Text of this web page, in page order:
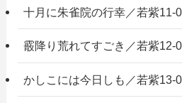
十月に朱雀院の行幸／若紫11-
霰降り荒れてすごき／若紫12-
かしこには今日しも／若紫13-